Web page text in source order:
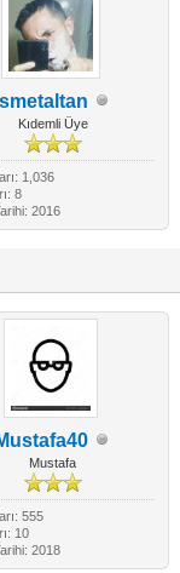
İsmetaltan
Kıdemli Üye
1,036
8
2016
Mustafa
555
10
2018